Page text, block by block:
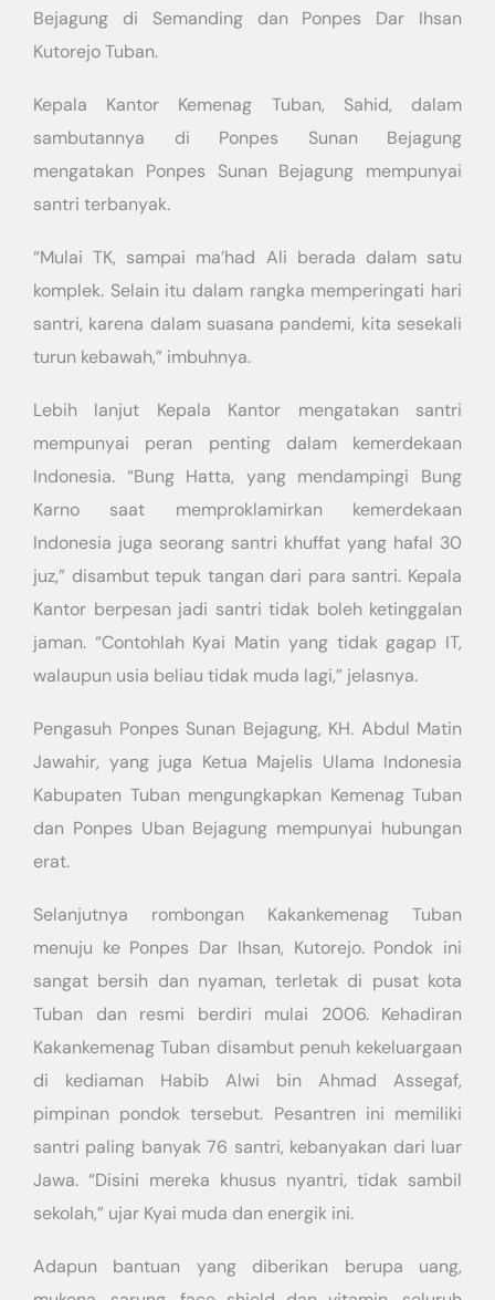
Bejagung di Semanding dan Ponpes Dar Ihsan
Kutorejo Tuban.
Kepala Kantor Kemenag Tuban, Sahid, dalam
sambutannya di Ponpes Sunan Bejagung
mengatakan Ponpes Sunan Bejagung mempunyai
santri terbanyak.
“Mulai TK, sampai ma’had Ali berada dalam satu
komplek. Selain itu dalam rangka memperingati hari
santri, karena dalam suasana pandemi, kita sesekali
turun kebawah,” imbuhnya.
Lebih lanjut Kepala Kantor mengatakan santri
mempunyai peran penting dalam kemerdekaan
Indonesia. “Bung Hatta, yang mendampingi Bung
Karno saat memproklamirkan kemerdekaan
Indonesia juga seorang santri khuffat yang hafal 30
juz,” disambut tepuk tangan dari para santri. Kepala
Kantor berpesan jadi santri tidak boleh ketinggalan
jaman. “Contohlah Kyai Matin yang tidak gagap IT,
walaupun usia beliau tidak muda lagi,” jelasnya.
Pengasuh Ponpes Sunan Bejagung, KH. Abdul Matin
Jawahir, yang juga Ketua Majelis Ulama Indonesia
Kabupaten Tuban mengungkapkan Kemenag Tuban
dan Ponpes Uban Bejagung mempunyai hubungan
erat.
Selanjutnya rombongan Kakankemenag Tuban
menuju ke Ponpes Dar Ihsan, Kutorejo. Pondok ini
sangat bersih dan nyaman, terletak di pusat kota
Tuban dan resmi berdiri mulai 2006. Kehadiran
Kakankemenag Tuban disambut penuh kekeluargaan
di kediaman Habib Alwi bin Ahmad Assegaf,
pimpinan pondok tersebut. Pesantren ini memiliki
santri paling banyak 76 santri, kebanyakan dari luar
Jawa. “Disini mereka khusus nyantri, tidak sambil
sekolah,” ujar Kyai muda dan energik ini.
Adapun bantuan yang diberikan berupa uang,